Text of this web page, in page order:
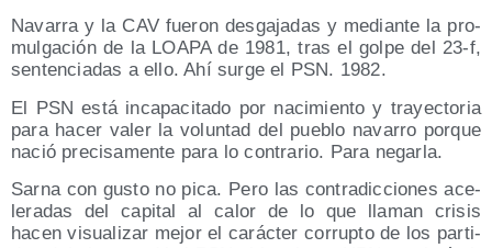
Nava­rra y la CAV fue­ron des­ga­ja­das y median­te la pro­
mul­ga­ción de la LOAPA de 1981, tras el gol­pe del 23‑f,
sen­ten­cia­das a ello. Ahí sur­ge el PSN. 1982.
El PSN está inca­pa­ci­ta­do por naci­mien­to y tra­yec­to­ria
para hacer valer la volun­tad del pue­blo nava­rro por­que
nació pre­ci­sa­men­te para lo con­tra­rio. Para negarla.
Sar­na con gus­to no pica. Pero las con­tra­dic­cio­nes ace­
le­ra­das del capi­tal al calor de lo que lla­man cri­sis
hacen visua­li­zar mejor el carác­ter corrup­to de los par­ti­